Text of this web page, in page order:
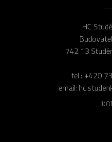
HC
742 13
tel.: +420
email: